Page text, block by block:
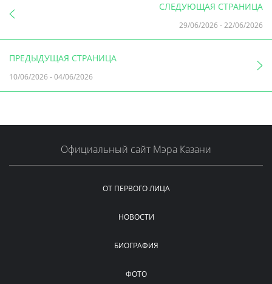
СЛЕДУЮЩАЯ СТРАНИЦА
29/06/2026 -22/06/2026
ПРЕДЫДУЩАЯ СТРАНИЦА
10/06/2026 -04/06/2026
Официальный сайт Мэра Казани
ОТ ПЕРВОГО ЛИЦА
НОВОСТИ
БИОГРАФИЯ
ФОТО